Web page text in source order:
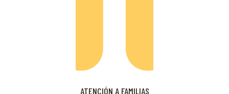
ATENCIÓN A FAMILIAS